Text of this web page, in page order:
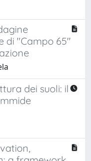
di "Campo 65"
dei suoli: il